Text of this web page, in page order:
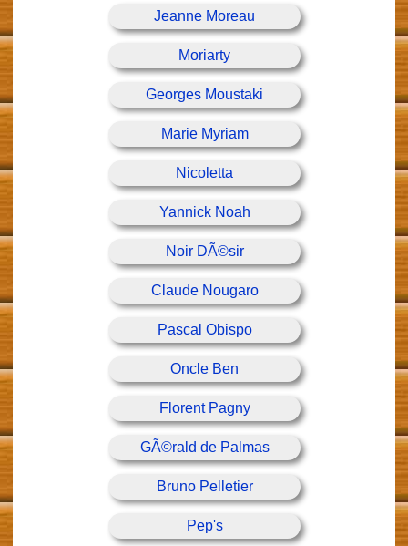
Jeanne Moreau
Moriarty
Georges Moustaki
Marie Myriam
Nicoletta
Yannick Noah
Noir DÃ©sir
Claude Nougaro
Pascal Obispo
Oncle Ben
Florent Pagny
GÃ©rald de Palmas
Bruno Pelletier
Pep's